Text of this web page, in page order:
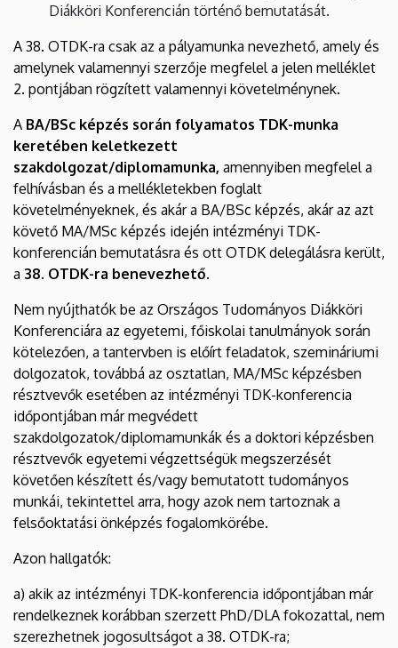
Diákköri Konferencián történő bemutatását.
A 38. OTDK-ra csak az a pályamunka nevezhető, amely és
amelynek valamennyi szerzője megfelel a jelen melléklet
2. pontjában rögzített valamennyi követelménynek.
A BA/BSc képzés során folyamatos TDK-munka
keretében keletkezett
szakdolgozat/diplomamunka, amennyiben megfelel a
felhívásban és a mellékletekben foglalt
követelményeknek, és akár a BA/BSc képzés, akár az azt
követő MA/MSc képzés idején intézményi TDK-
konferencián bemutatásra és ott OTDK delegálásra került,
a 38. OTDK-ra benevezhető.
Nem nyújthatók be az Országos Tudományos Diákköri
Konferenciára az egyetemi, főiskolai tanulmányok során
kötelezően, a tantervben is előírt feladatok, szemináriumi
dolgozatok, továbbá az osztatlan, MA/MSc képzésben
résztvevők esetében az intézményi TDK-konferencia
időpontjában már megvédett
szakdolgozatok/diplomamunkák és a doktori képzésben
résztvevők egyetemi végzettségük megszerzését
követően készített és/vagy bemutatott tudományos
munkái, tekintettel arra, hogy azok nem tartoznak a
felsőoktatási önképzés fogalomkörébe.
Azon hallgatók:
a) akik az intézményi TDK-konferencia időpontjában már
rendelkeznek korábban szerzett PhD/DLA fokozattal, nem
szerezhetnek jogosultságot a 38. OTDK-ra;